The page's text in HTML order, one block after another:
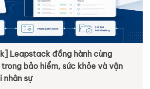
Leapstack đồng hành cùng
bảo hiểm, sức khỏe và vận
nhân sự